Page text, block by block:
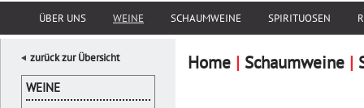
ÜBER UNS WEINE SCHAUMWEINE SPIRITUOSEN
Home | Schaumweine |
zurück zur Übersicht
WEINE